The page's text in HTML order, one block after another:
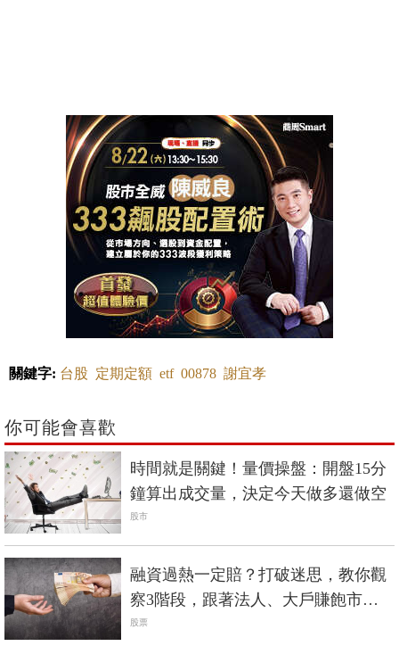
關鍵字: 台股 定期定額 etf 00878 謝宜孝
你可能會喜歡
時間就是關鍵！量價操盤：開盤15分
鐘算出成交量，決定今天做多還做空
股市
融資過熱一定賠？打破迷思，教你觀
察3階段，跟著法人、大戶賺飽市場
飆漲行情！
股票